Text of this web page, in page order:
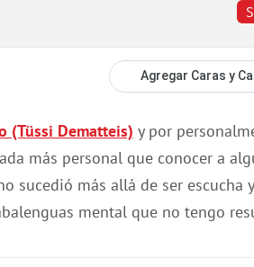
Agregar Caras y
(Tüssi Dematteis) y por
más personal que conocer a
sucedió más allá de ser escucha
mental que no tengo